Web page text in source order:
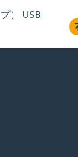
） USB